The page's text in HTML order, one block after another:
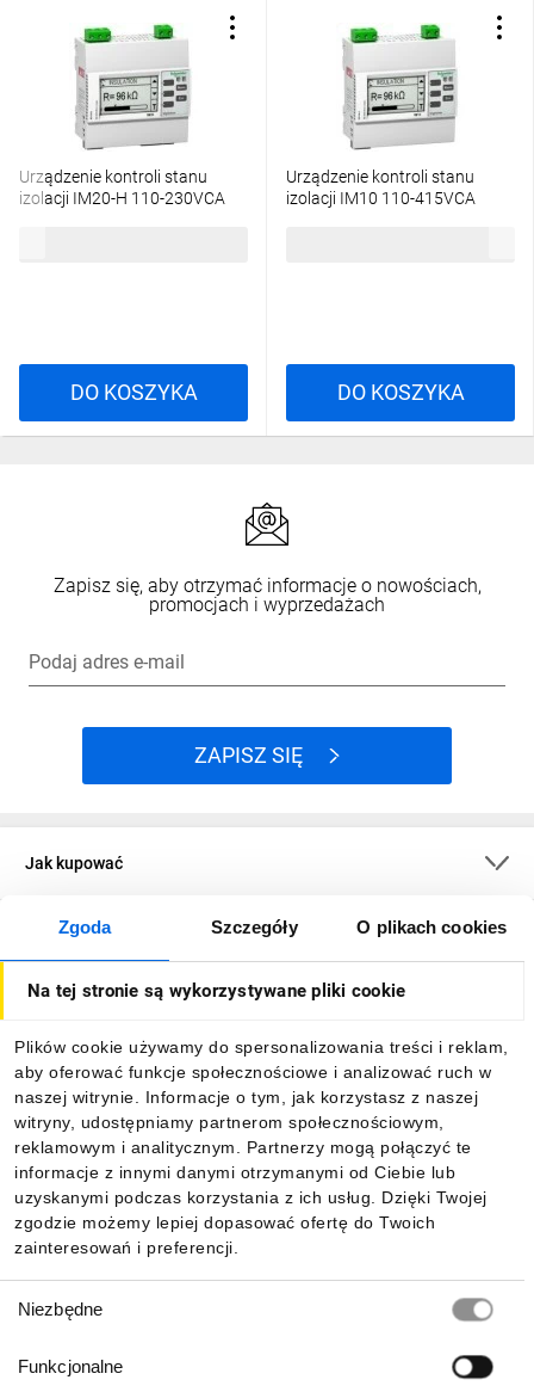
Zgoda Szczegóły O plikach cookies
Na tej stronie są wykorzystywane pliki cookie
Plików cookie używamy do spersonalizowania treści i reklam,
aby oferować funkcje społecznościowe i analizować ruch w
naszej witrynie. Informacje o tym, jak korzystasz z naszej
witryny, udostępniamy partnerom społecznościowym,
reklamowym i analitycznym. Partnerzy mogą połączyć te
informacje z innymi danymi otrzymanymi od Ciebie lub
uzyskanymi podczas korzystania z ich usług. Dzięki Twojej
zgodzie możemy lepiej dopasować ofertę do Twoich
zainteresowań i preferencji.
zgody
Niezbędne
Funkcjonalne
Urządzenie kontroli stanu
izolacji IM20-H 110-230VCA
DO KOSZYKA
Urządzenie kontroli stanu
izolacji IM10 110-415VCA
DO KOSZYKA
Zapisz się, aby otrzymać informacje o nowościach,
promocjach i wyprzedażach
Podaj adres e-mail
ZAPISZ SIĘ
Jak kupować
O firmie
Informacje
Pobierz naszą aplikację mobilną: